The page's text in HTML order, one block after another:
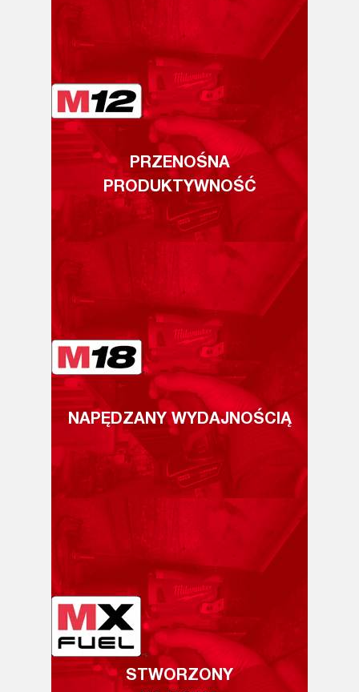
PRZENOŚNA
PRODUKTYWNOŚĆ
NAPĘDZANY WYDAJNOŚCIĄ
STWORZONY